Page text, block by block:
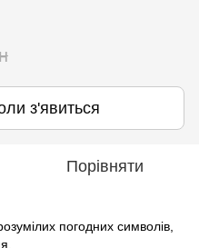
з'явиться
Порівняти
погодних символів,